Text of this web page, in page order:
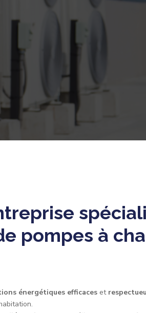
pompes à
énergétiques efficaces et